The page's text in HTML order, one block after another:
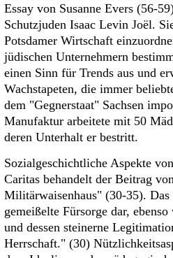
Essay von Susanne Evers (56-
Schutzjuden Isaac Levin Joël.
Potsdamer Wirtschaft
jüdischen Unternehmern
einen Sinn für Trends aus und
Wachstapeten, die immer
dem "Gegnerstaat" Sachsen
Manufaktur arbeitete mit 50
deren Unterhalt er bestritt.
Sozialgeschichtliche Aspekte
Caritas behandelt der Beitrag
Militärwaisenhaus" (30-35).
gemeißelte Fürsorge dar,
und dessen steinerne
Herrschaft." (30)